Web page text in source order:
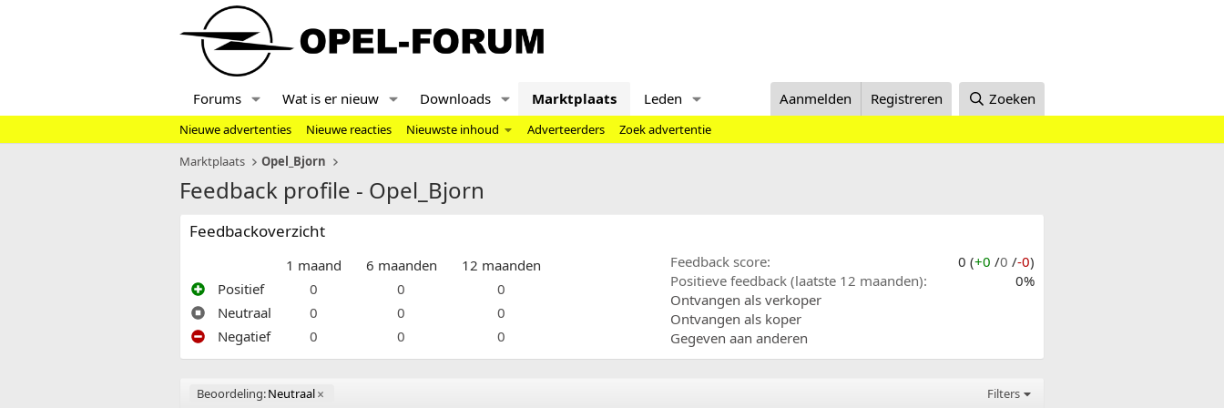
Forums Wat is er nieuw Downloads Marktplaats Leden Aanmelden Registreren Zoeken
Nieuwe advertenties Nieuwe reacties Nieuwste inhoud Adverteerders
Zoek advertentie
Marktplaats
Opel_Bjorn
Feedback profile - Opel_Bjorn
Feedbackoverzicht
1 maand 6 maanden
12 maanden
Positief
0 0
0
Neutraal
0 0
0
Negatief
0 0 0
Feedback score 0 (+0 /0 /-0)
Positieve feedback (laatste 12 maanden)
0%
Ontvangen als verkoper
Ontvangen als koper
Gegeven aan anderen
Beoordeling:Neutraal Filters